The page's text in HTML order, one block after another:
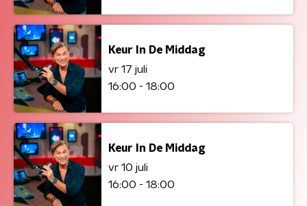
Keur In De Middag
vr 17 juli
16:00 - 18:00
Keur In De Middag
vr 10 juli
16:00 - 18:00